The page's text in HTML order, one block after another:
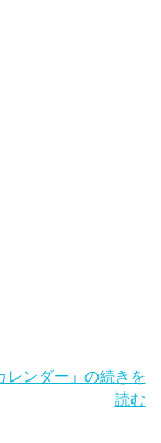
レンダー」の続きを
読む